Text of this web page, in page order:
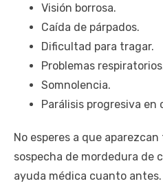
Visión borrosa.
Caída de párpados.
Dificultad para tragar.
Problemas
Somnolencia.
Parálisis progresiva en
No esperes a que
sospecha de mordedura de
ayuda médica cuanto antes.